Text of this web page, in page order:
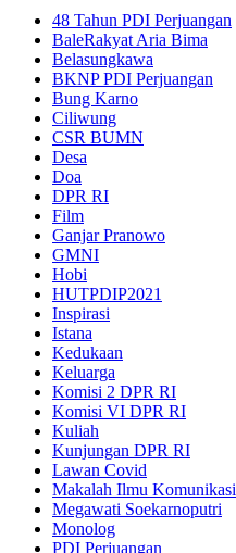
48 Tahun PDI Perjuangan
BaleRakyat Aria Bima
Belasungkawa
BKNP PDI Perjuangan
Bung Karno
Ciliwung
CSR BUMN
Desa
Doa
DPR RI
Film
Ganjar Pranowo
GMNI
Hobi
HUTPDIP2021
Inspirasi
Istana
Kedukaan
Keluarga
Komisi 2 DPR RI
Komisi VI DPR RI
Kuliah
Kunjungan DPR RI
Lawan Covid
Makalah Ilmu Komunikasi
Megawati Soekarnoputri
Monolog
PDI Perjuangan